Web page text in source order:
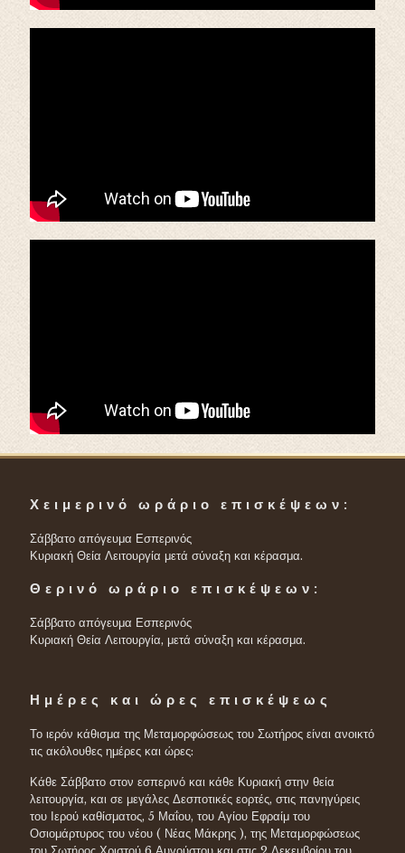
Χειμερινό ωράριο επισκέψεων:
Σάββατο απόγευμα Εσπερινός
Κυριακή Θεία Λειτουργία μετά σύναξη και κέρασμα.
Θερινό ωράριο επισκέψεων:
Σάββατο απόγευμα Εσπερινός
Κυριακή Θεία Λειτουργία, μετά σύναξη και κέρασμα.
Ημέρες και ώρες επισκέψεως
Το ιερόν κάθισμα της Μεταμορφώσεως του Σωτήρος είναι ανοικτό
τις ακόλουθες ημέρες και ώρες:
Κάθε Σάββατο στον εσπερινό και κάθε Κυριακή στην θεία
λειτουργία, και σε μεγάλες Δεσποτικές εορτές, στις πανηγύρεις
του Ιερού καθίσματος, 5 Μαΐου, του Αγίου Εφραίμ του
Οσιομάρτυρος του νέου ( Νέας Μάκρης ), της Μεταμορφώσεως